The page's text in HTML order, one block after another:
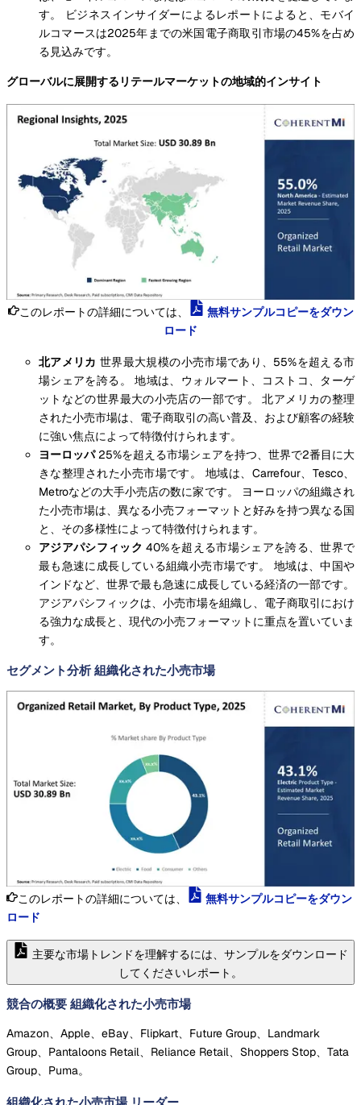
す。 ビジネスインサイダーによるレポートによると、モバイ
ルコマースは2025年までの米国電子商取引市場の45%を占め
る見込みです。
グローバルに展開するリテールマーケットの地域的インサイト
このレポートの詳細については、
無料サンプルコピーをダウン
ロード
北アメリカ 世界最大規模の小売市場であり、55%を超える市
場シェアを誇る。 地域は、ウォルマート、コストコ、ターゲ
ットなどの世界最大の小売店の一部です。 北アメリカの整理
された小売市場は、電子商取引の高い普及、および顧客の経験
に強い焦点によって特徴付けられます。
ヨーロッパ25%を超える市場シェアを持つ、世界で2番目に大
きな整理された小売市場です。 地域は、Carrefour、Tesco、
Metroなどの大手小売店の数に家です。 ヨーロッパの組織され
た小売市場は、異なる小売フォーマットと好みを持つ異なる国
と、その多様性によって特徴付けられます。
アジアパシフィック 40%を超える市場シェアを誇る、世界で
最も急速に成長している組織小売市場です。 地域は、中国や
インドなど、世界で最も急速に成長している経済の一部です。
アジアパシフィックは、小売市場を組織し、電子商取引におけ
る強力な成長と、現代の小売フォーマットに重点を置いていま
す。
セグメント分析 組織化された小売市場
このレポートの詳細については、
無料サンプルコピーをダウン
ロード
主要な市場トレンドを理解するには、サンプルをダウンロード
してくださいレポート。
競合の概要 組織化された小売市場
Amazon、Apple、eBay、Flipkart、Future Group、Landmark
Group、Pantaloons Retail、Reliance Retail、Shoppers Stop、Tata
Group、Puma。